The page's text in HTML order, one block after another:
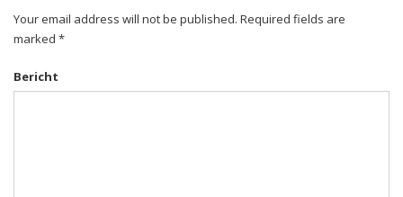
Your email address will not be published. Required fields are
marked *
Bericht